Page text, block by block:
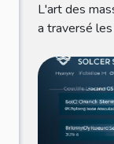
L'art des
a traversé